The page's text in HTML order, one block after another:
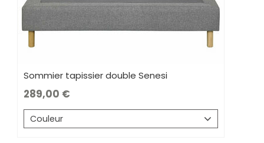
Sommier tapissier double Senesi
289,00
Couleur